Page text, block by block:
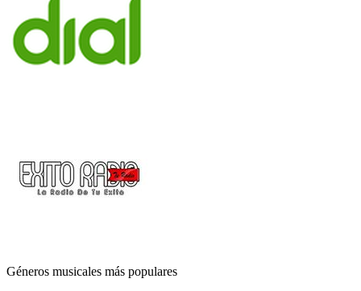
Géneros musicales más populares